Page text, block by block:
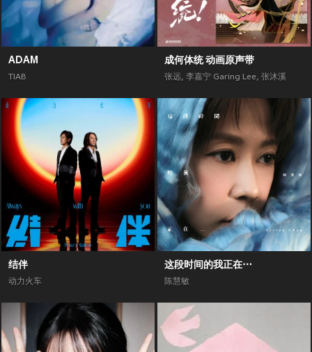
ADAM
TIAB
成何体统 动画原声带
张远, 李嘉宁 Garing Lee, 张沐溪
结伴
动力火车
这段时间的我正在⋯
陈慧敏